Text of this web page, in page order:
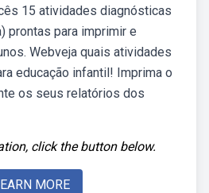
15 atividades diagnósticas
prontas para imprimir e
Webveja quais atividades
educação infantil! Imprima o
os seus relatórios dos
click the button below.
MORE